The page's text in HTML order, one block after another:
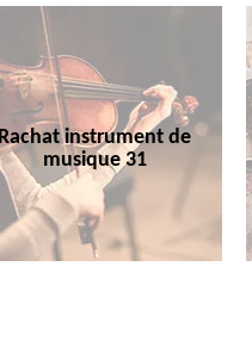
Rachat instrument de
musique 31